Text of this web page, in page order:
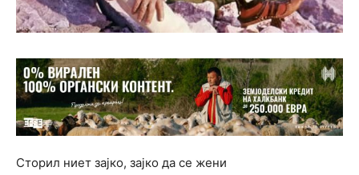
Сторил ниет зајко, зајко да се жени